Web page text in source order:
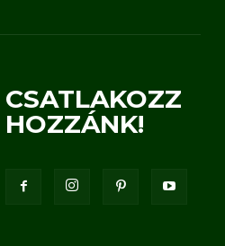
CSATLAKOZZ
HOZZÁNK!